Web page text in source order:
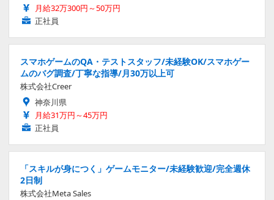
月給32万300円～50万円
正社員
スマホゲームのQA・テストスタッフ/未経験OK/スマホゲー
ムのバグ調査/丁寧な指導/月30万以上可
株式会社Creer
神奈川県
月給31万円～45万円
正社員
「スキルが身につく」ゲームモニター/未経験歓迎/完全週休
2日制
株式会社Meta Sales